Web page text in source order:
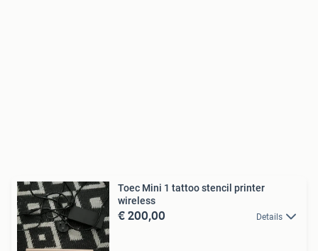
Toec Mini 1 tattoo stencil printer
wireless
€ 200,00 Details